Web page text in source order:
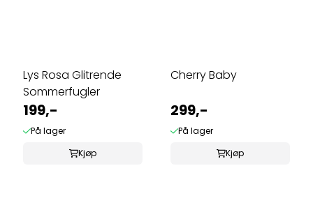
Lys Rosa Glitrende
Sommerfugler
199,-
På lager
Kjøp
Cherry Baby
299,-
På lager
Kjøp